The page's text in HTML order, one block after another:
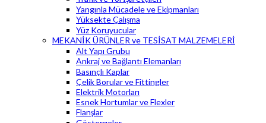
Yangınla Mücadele ve Ekipmanları
Yüksekte Çalışma
Yüz Koruyucular
MEKANİK ÜRÜNLER ve TESİSAT MALZEMELERİ
Alt Yapı Grubu
Ankraj ve Bağlantı Elemanları
Basınçlı Kaplar
Çelik Borular ve Fittingler
Elektrik Motorları
Esnek Hortumlar ve Flexler
Flanşlar